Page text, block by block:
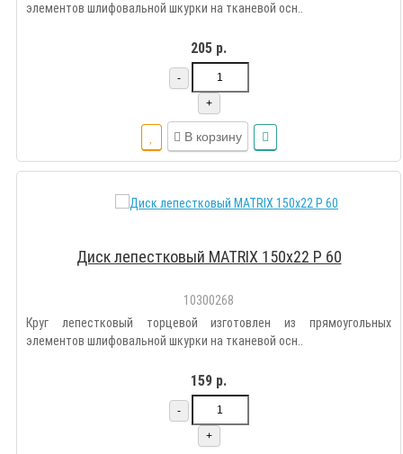
элементов шлифовальной шкурки на тканевой осн..
205 р.
-
+
В корзину
Диск лепестковый MATRIX 150х22 Р 60
10300268
Круг лепестковый торцевой изготовлен из прямоугольных
элементов шлифовальной шкурки на тканевой осн..
159 р.
-
+